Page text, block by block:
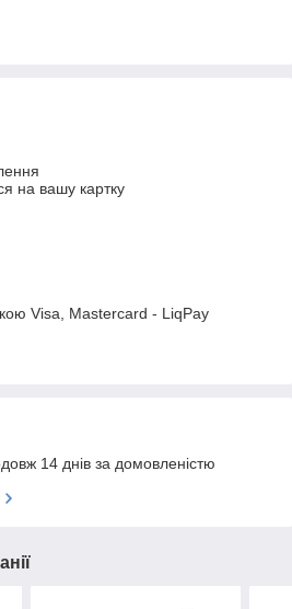
на вашу картку
Visa, Mastercard - LiqPay
14 днів за домовленістю